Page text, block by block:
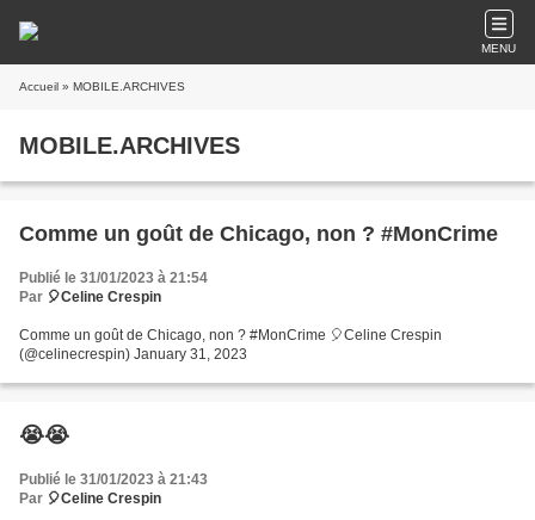
MENU
Accueil » MOBILE.ARCHIVES
MOBILE.ARCHIVES
Comme un goût de Chicago, non ? #MonCrime
Publié le 31/01/2023 à 21:54
Par 🎈Celine Crespin
Comme un goût de Chicago, non ? #MonCrime 🎈Celine Crespin
(@celinecrespin) January 31, 2023
😭😭
Publié le 31/01/2023 à 21:43
Par 🎈Celine Crespin